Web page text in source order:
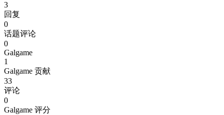
3
回复
0
话题评论
0
Galgame
1
Galgame 贡献
33
评论
0
Galgame 评分